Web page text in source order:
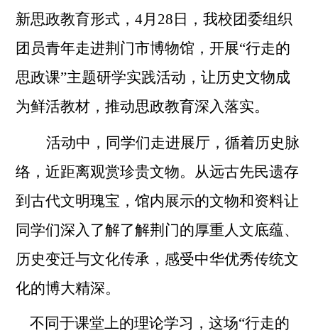
新思政教育形式，4月28日，我校团委组织
团员青年走进荆门市博物馆，开展“行走的
思政课”主题研学实践活动，让历史文物成
为鲜活教材，推动思政教育深入落实。
活动中，同学们走进展厅，循着历史脉
络，近距离观赏珍贵文物。从远古先民遗存
到古代文明瑰宝，馆内展示的文物和资料让
同学们深入了解了解荆门的厚重人文底蕴、
历史变迁与文化传承，感受中华优秀传统文
化的博大精深。
不同于课堂上的理论学习，这场“行走的